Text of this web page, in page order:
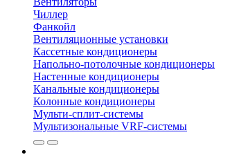
Чиллер
Фанкойл
Вентиляционные установки
Кассетные кондиционеры
Напольно-потолочные кондиционеры
Настенные кондиционеры
Канальные кондиционеры
Колонные кондиционеры
Мульти-сплит-системы
Мультизональные VRF-системы